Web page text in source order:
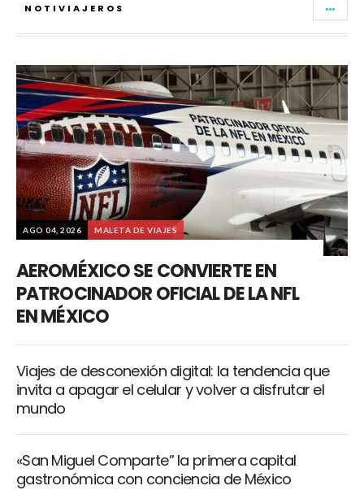
NOTIVIAJEROS
AGO 04, 2026 MALETA DE VIAJES
AEROMÉXICO SE CONVIERTE EN
PATROCINADOR OFICIAL DE LA NFL
EN MÉXICO
Viajes de desconexión digital: la tendencia que
invita a apagar el celular y volver a disfrutar el
mundo
«San Miguel Comparte” la primera capital
gastronómica con conciencia de México